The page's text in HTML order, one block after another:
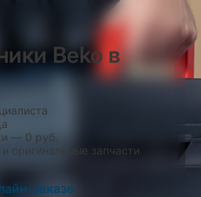
Beko в
— 0 руб.
оригинальные запчасти
заказе